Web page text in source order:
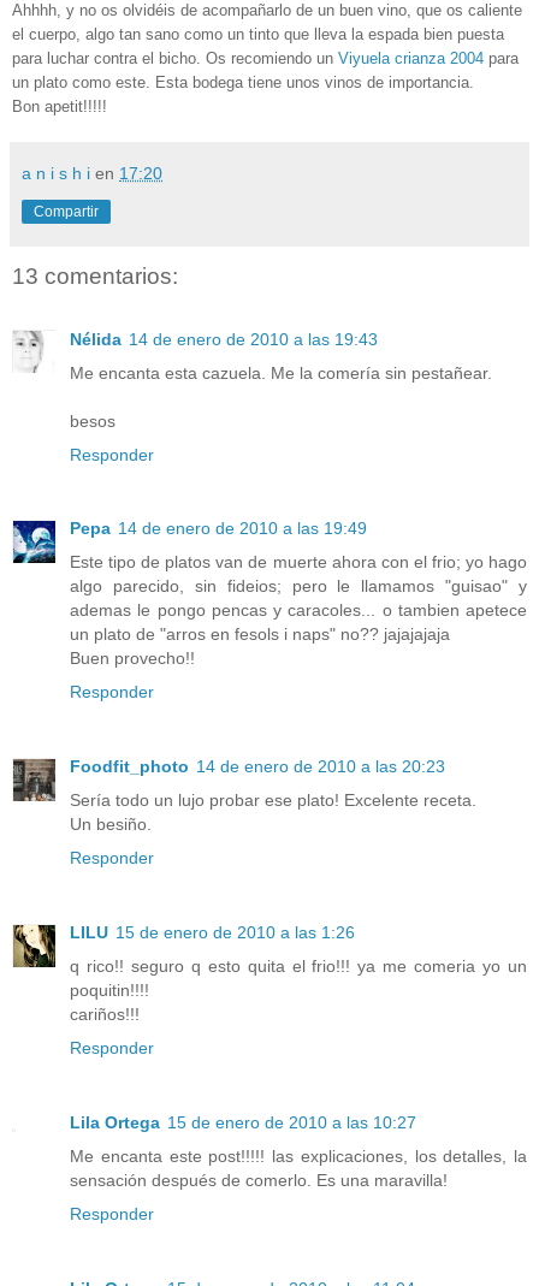
Ahhhh, y no os olvidéis de acompañarlo de un buen vino, que os caliente
el cuerpo, algo tan sano como un tinto que lleva la espada bien puesta
para luchar contra el bicho. Os recomiendo un Viyuela crianza 2004 para
un plato como este. Esta bodega tiene unos vinos de importancia.
Bon apetit!!!!!
a n i s h i en 17:20
Compartir
13 comentarios:
Nélida 14 de enero de 2010 a las 19:43
Me encanta esta cazuela. Me la comería sin pestañear.
besos
Responder
Pepa 14 de enero de 2010 a las 19:49
Este tipo de platos van de muerte ahora con el frio; yo hago
algo parecido, sin fideios; pero le llamamos "guisao" y
ademas le pongo pencas y caracoles... o tambien apetece
un plato de "arros en fesols i naps" no?? jajajajaja
Buen provecho!!
Responder
Foodfit_photo 14 de enero de 2010 a las 20:23
Sería todo un lujo probar ese plato! Excelente receta.
Un besiño.
Responder
LILU 15 de enero de 2010 a las 1:26
q rico!! seguro q esto quita el frio!!! ya me comeria yo un
poquitin!!!!
cariños!!!
Responder
Lila Ortega 15 de enero de 2010 a las 10:27
Me encanta este post!!!!! las explicaciones, los detalles, la
sensación después de comerlo. Es una maravilla!
Responder